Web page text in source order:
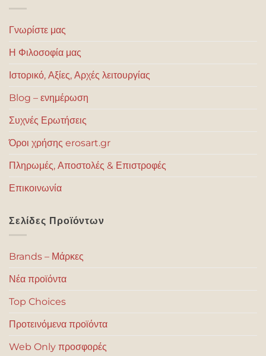
Γνωρίστε μας
Η Φιλοσοφία μας
Ιστορικό, Αξίες, Αρχές λειτουργίας
Blog – ενημέρωση
Συχνές Ερωτήσεις
Όροι χρήσης erosart.gr
Πληρωμές, Αποστολές & Επιστροφές
Επικοινωνία
Σελίδες Προϊόντων
Brands – Μάρκες
Νέα προϊόντα
Top Choices
Προτεινόμενα προϊόντα
Web Only προσφορές